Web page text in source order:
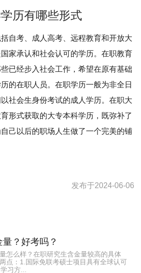
历有哪些形式
自考、成人高考、远程教育和开放大
家承认和社会认可的学历。在职教育
已经步入社会工作，希望在原有基础
的在职人员。在职学历一般为非全日
社会生身份考试的成人学历。在职大
形式获取的大专本科学历，既弥补了
己以后的职场人生做了一个完美的铺
发布于2024-06-06
？好考吗？
怎么样？在职研究生含金量较高的具体
点：1.国际免联考硕士项目具有全球认可
习方...